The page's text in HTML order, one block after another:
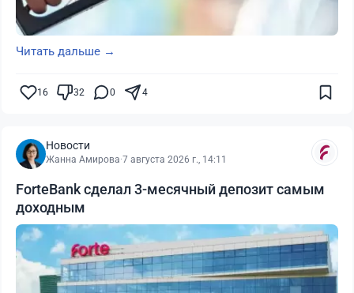
Читать дальше →
16 32 0 4
Новости
Жанна Амирова·7 августа 2026 г., 14:11
ForteBank сделал 3-месячный депозит самым
доходным